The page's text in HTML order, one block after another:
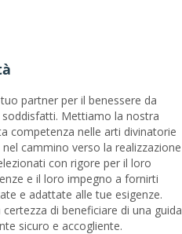
partner per il benessere da
Mettiamo la nostra
competenza nelle arti divinatorie
cammino verso la realizzazione
con rigore per il loro
e il loro impegno a fornirti
e adattate alle tue esigenze.
di beneficiare di una guida
sicuro e accogliente.